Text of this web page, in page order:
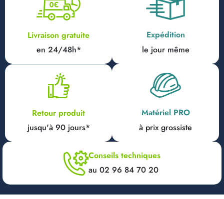
Livraison gratuite
en 24/48h*
Expédition
le jour même
Retour produit
jusqu'à 90 jours*
Matériel PRO
à prix grossiste
Conseils techniques
au 02 96 84 70 20